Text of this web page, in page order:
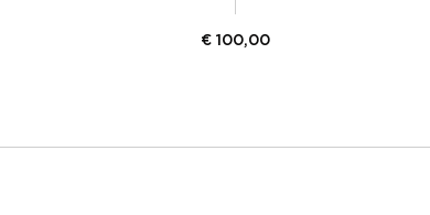
€ 100,00